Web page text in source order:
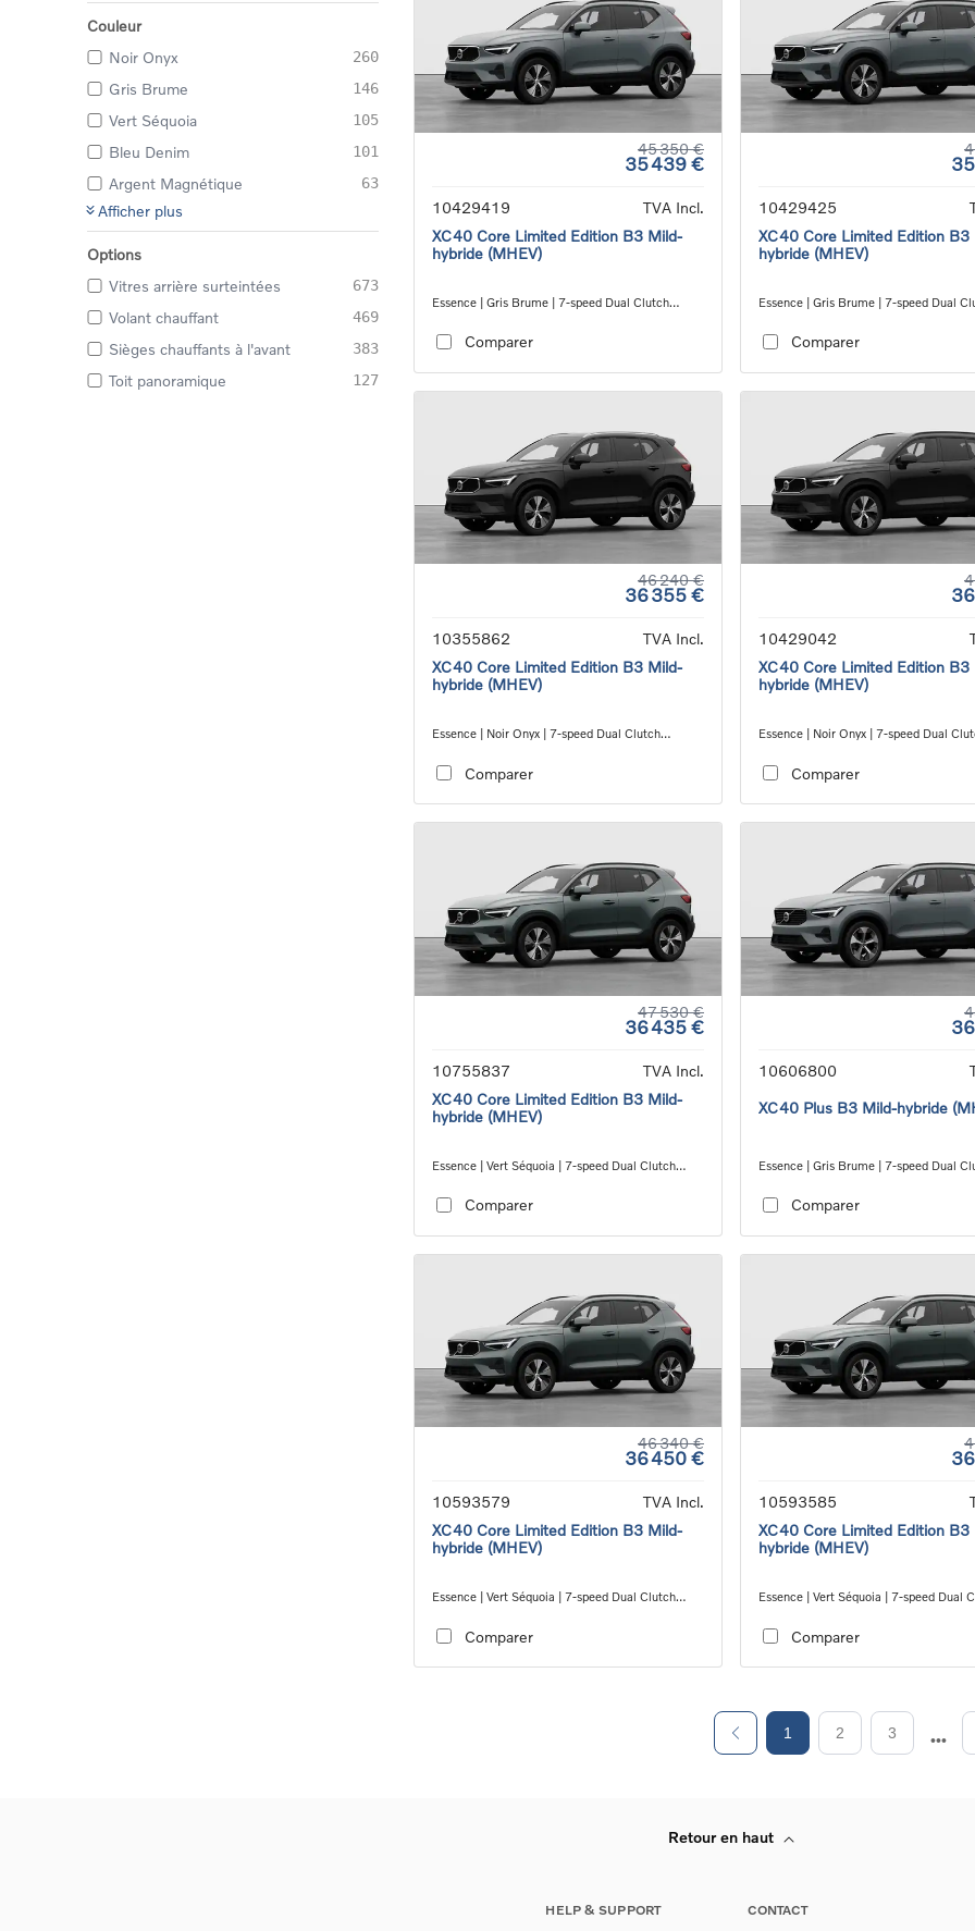
Couleur
Noir Onyx
260
Gris Brume 146
Vert Séquoia 105
Bleu Denim 101
Argent Magnétique 63
Afficher plus
Options
Vitres arrière surteintées
673
Volant chauffant 469
Sièges chauffants à l'avant 383
Toit panoramique 127
45 350 €
35 439 €
10429419
TVA Incl.
XC40 Core Limited Edition B3 Mild-
hybride (MHEV)
Essence | Gris Brume | 7-speed Dual Clutch
Comparer
10429425
XC40 Core Limited Edition B3
hybride (MHEV)
Essence | Gris Brume | 7-speed Dual
Comparer
46 240 €
36 355 €
10355862
TVA Incl.
XC40 Core Limited Edition B3 Mild-
hybride (MHEV)
Essence | Noir Onyx | 7-speed Dual Clutch
Comparer
10429042
XC40 Core Limited Edition B3
hybride (MHEV)
Essence | Noir Onyx | 7-speed Dual
Comparer
47 530 €
36 435 €
10755837
TVA Incl.
XC40 Core Limited Edition B3 Mild-
hybride (MHEV)
Essence | Vert Séquoia | 7-speed Dual Clutch
Comparer
10606800
XC40 Plus B3 Mild-hybride
Essence | Gris Brume | 7-speed Dual
Comparer
46 340 €
36 450 €
10593579
TVA Incl.
XC40 Core Limited Edition B3 Mild-
hybride (MHEV)
Essence | Vert Séquoia | 7-speed Dual Clutch
Comparer
10593585
XC40 Core Limited Edition B3
hybride (MHEV)
Essence | Vert Séquoia | 7-speed Dual
Comparer
1 2 3
Retour en haut
HELP & SUPPORT CONTACT